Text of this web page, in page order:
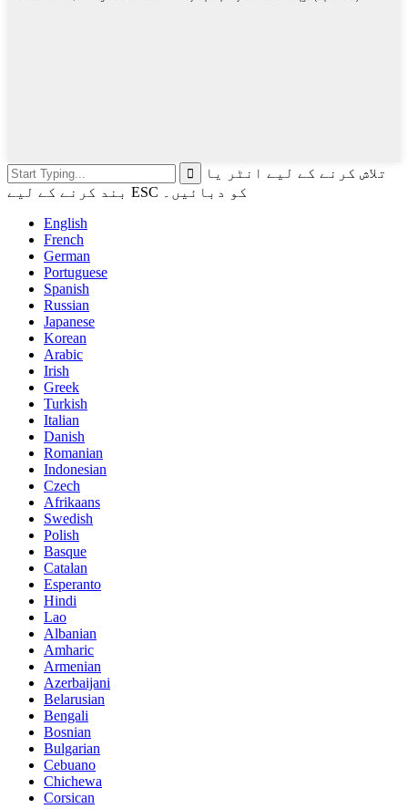
تلاش کرنے کے لیے انٹر یا
بند کرنے کے لیے ESC کو دبائیں۔
English
French
German
Portuguese
Spanish
Russian
Japanese
Korean
Arabic
Irish
Greek
Turkish
Italian
Danish
Romanian
Indonesian
Czech
Afrikaans
Swedish
Polish
Basque
Catalan
Esperanto
Hindi
Lao
Albanian
Amharic
Armenian
Azerbaijani
Belarusian
Bengali
Bosnian
Bulgarian
Cebuano
Chichewa
Corsican